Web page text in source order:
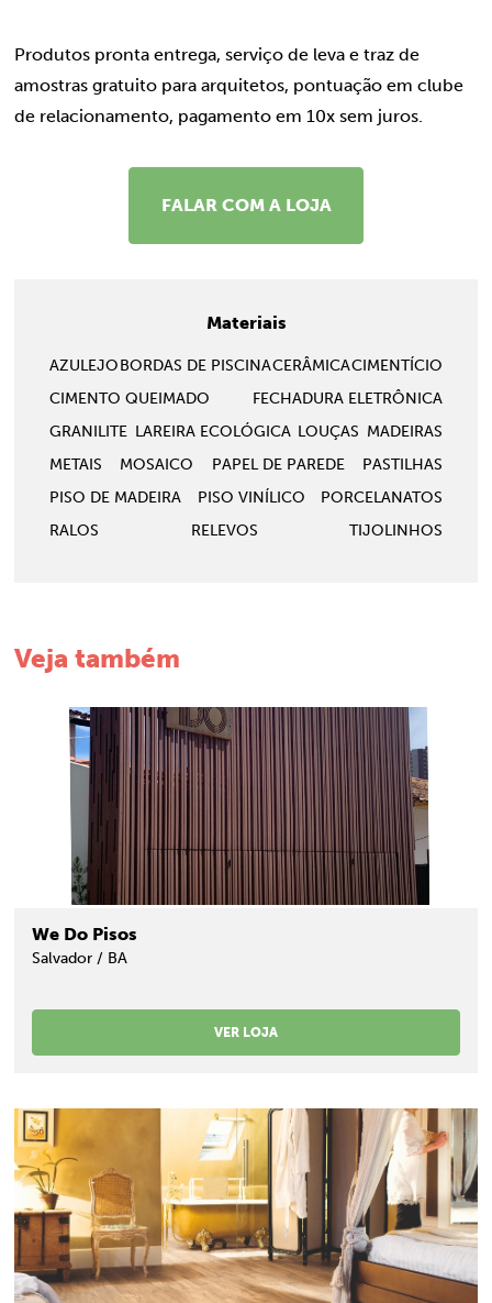
Produtos pronta entrega, serviço de leva e traz de
amostras gratuito para arquitetos, pontuação em clube
de relacionamento, pagamento em 10x sem juros.
FALAR COM A LOJA
Materiais
AZULEJOBORDAS DE PISCINACERÂMICACIMENTÍCIO
CIMENTO QUEIMADO
FECHADURA ELETRÔNICA
GRANILITE LAREIRA ECOLÓGICA LOUÇAS MADEIRAS
METAIS
MOSAICO PAPEL DE PAREDE
PASTILHAS
PISO DE MADEIRA
PISO VINÍLICO
PORCELANATOS
RALOS
RELEVOS TIJOLINHOS
Veja também
We Do Pisos
Salvador / BA
VER LOJA